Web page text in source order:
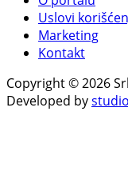
Uslovi
Marketing
Kontakt
Copyright © 2026
Developed by